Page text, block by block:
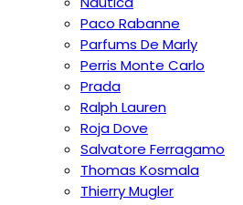
Paco Rabanne
Parfums De Marly
Perris Monte Carlo
Prada
Ralph Lauren
Roja Dove
Salvatore Ferragamo
Thomas Kosmala
Thierry Mugler